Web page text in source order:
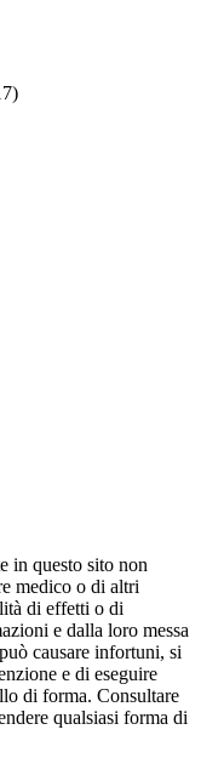
in questo sito non
medico o di altri
di effetti o di
e dalla loro messa
causare infortuni, si
e di eseguire
di forma. Consultare
qualsiasi forma di